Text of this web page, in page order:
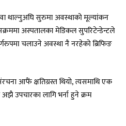
थाल्नुअघि सुरुमा अवस्थाको मूल्यांकन
अस्पतालका मेडिकल सुपरिटेन्डेन्टले
चलाउने अवस्था नै नरहेको ब्रिफिङ
आफैं क्षतिग्रस्त थियो, त्यसमाथि एक
उपचारका लागि भर्ना हुने क्रम